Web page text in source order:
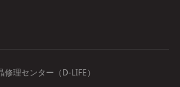
理センター（D-LIFE）